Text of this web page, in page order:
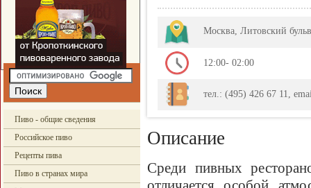
Пиво - общие сведения
Российское пиво
Рецепты пива
Пиво в странах мира
Москва, Литовский
12:00- 02:00
тел.: (495) 426 67 11,
Описание
Среди пивных